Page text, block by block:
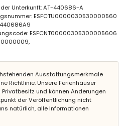
x 5m
mit Liegen
ist
von 3 Kilometern von der Villa)
2 Kilometern von der Villa
(innerhalb von 3 Kilometern von der
von 10 Kilometern von der Villa)
Unterkunft: AT-440686-A
ESFCTU0000030530000560
ESFCNT00000305300005606
Ausstattungsmerkmale
Richtlinie. Unsere Ferienhäuser
und können Änderungen
der Veröffentlichung nicht
natürlich, alle Informationen